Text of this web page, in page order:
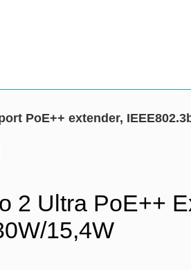
PoE++ extender,
2 Ultra PoE++
15,4W